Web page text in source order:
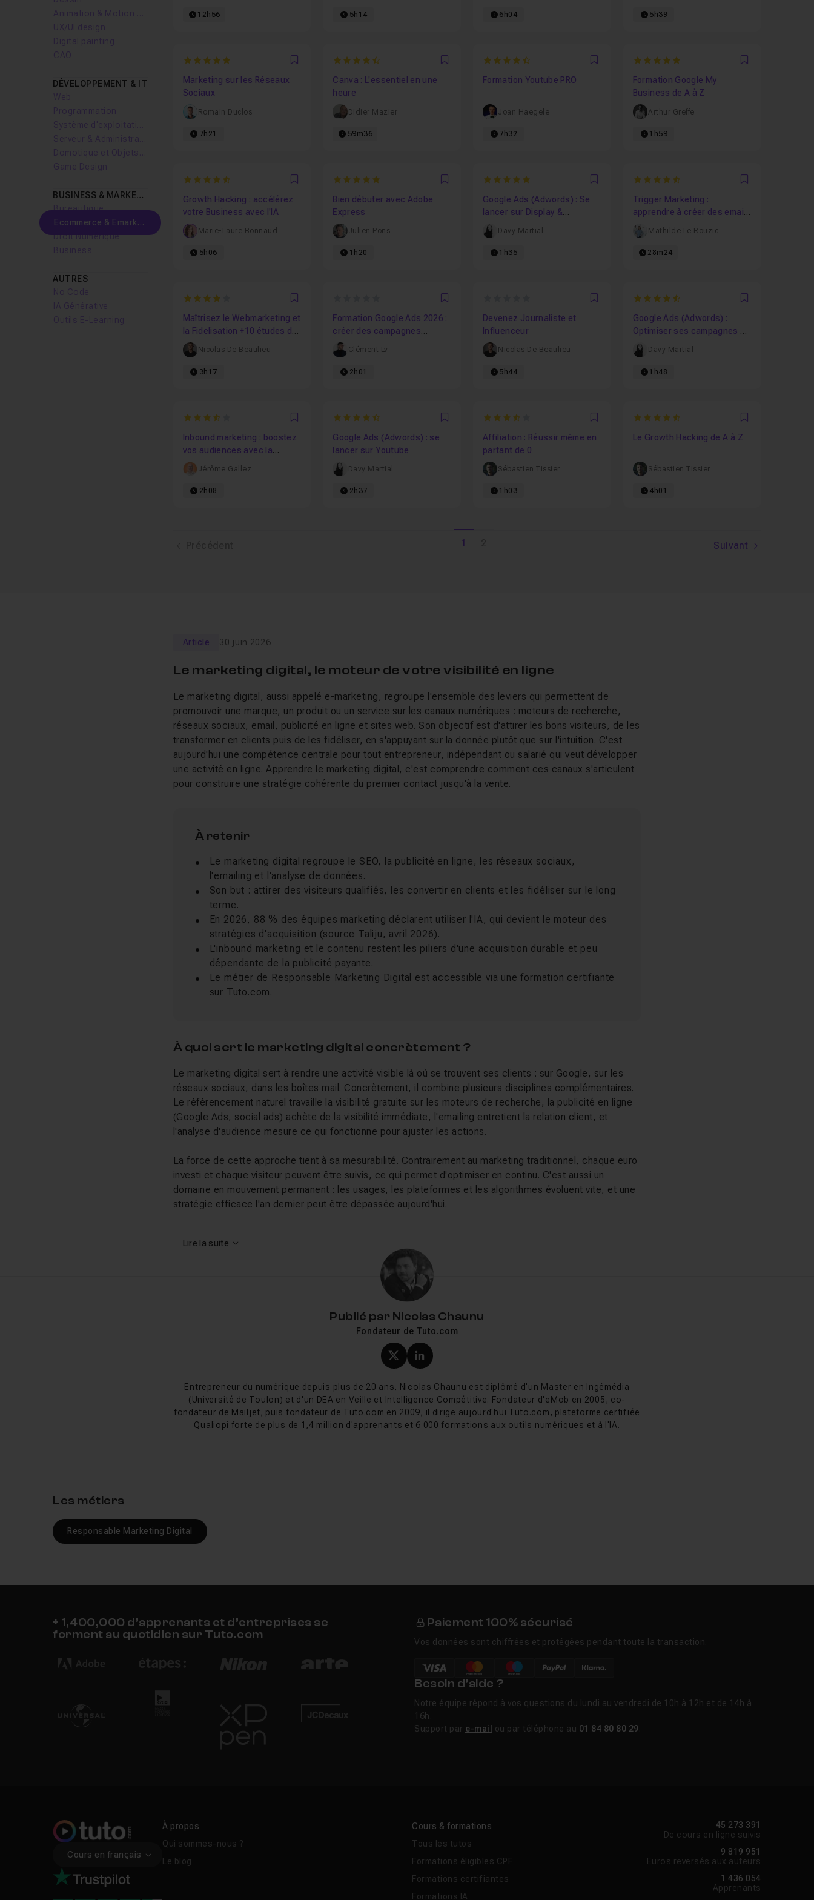
UX/UI design
Digital painting
CAO
DÉVELOPPEMENT & IT
Web
Programmation
Game Design
BUSINESS & MARKETING
Bureautique
Ecommerce & Emarketing
Droit Numérique
Business
AUTRES
No Code
IA Générative
Outils E-Learning
12h56 5h14 6h04 5h39
5 Favori
Marketing sur les Réseaux
Sociaux
Romain Duclos
7h21
4.5 Favori
Canva : L'essentiel en une
heure
Didier Mazier
59m36
4.8666666666667 Favori
Formation Youtube PRO
Joan Haegele
7h32
5 Favori
Formation Google My
Business de A à Z
Arthur Greffe
1h59
4.5 Favori
Growth Hacking : accélérez
votre Business avec l'IA
Marie-Laure Bonnaud
5h06
5 Favori
Bien débuter avec Adobe
Express
Julien Pons
1h20
5 Favori
Google Ads (Adwords) : Se
lancer sur Display &
Remarketing
Davy Martial
1h35
4.7142857142857 Favori
Trigger Marketing :
apprendre à créer des emails
automatisés
Mathilde Le Rouzic
28m24
4 Favori
Maîtrisez le Webmarketing et
la Fidelisation +10 études de
cas
Nicolas De Beaulieu
3h17
Favori
Formation Google Ads 2026 :
créer des campagnes
Search, Shopping et
Performance Max rentables
Clément Lv
2h01
Favori
Devenez Journaliste et
Influenceur
Nicolas De Beaulieu
5h44
4.75 Favori
Google Ads (Adwords) :
Optimiser ses campagnes de
recherche
Davy Martial
1h48
3.8333333333333 Favori
Inbound marketing : boostez
vos audiences avec la
stratégie de contenu
Jérôme Gallez
2h08
4.75 Favori
Google Ads (Adwords) : se
lancer sur Youtube
Davy Martial
2h37
3.8 Favori
Affiliation : Réussir même en
partant de 0
Sébastien Tissier
1h03
4.375 Favori
Le Growth Hacking de A à Z
Sébastien Tissier
4h01
1 Suivant
Article 30 juin 2026
Le marketing digital, le moteur de votre visibilité en ligne
Le marketing digital, aussi appelé e-marketing, regroupe l'ensemble des leviers qui permettent de
promouvoir une marque, un produit ou un service sur les canaux numériques : moteurs de recherche,
réseaux sociaux, email, publicité en ligne et sites web. Son objectif est d'attirer les bons visiteurs, de les
transformer en clients puis de les fidéliser, en s'appuyant sur la donnée plutôt que sur l'intuition. C'est
aujourd'hui une compétence centrale pour tout entrepreneur, indépendant ou salarié qui veut développer
une activité en ligne. Apprendre le marketing digital, c'est comprendre comment ces canaux s'articulent
pour construire une stratégie cohérente du premier contact jusqu'à la vente.
À retenir
Le marketing digital regroupe le SEO, la publicité en ligne, les réseaux sociaux,
l'emailing et l'analyse de données.
Son but : attirer des visiteurs qualifiés, les convertir en clients et les fidéliser sur le long
terme.
En 2026, 88 % des équipes marketing déclarent utiliser l'IA, qui devient le moteur des
stratégies d'acquisition (source Taliju, avril 2026).
L'inbound marketing et le contenu restent les piliers d'une acquisition durable et peu
dépendante de la publicité payante.
Le métier de Responsable Marketing Digital est accessible via une formation certifiante
sur Tuto.com.
À quoi sert le marketing digital concrètement ?
Le marketing digital sert à rendre une activité visible là où se trouvent ses clients : sur Google, sur les
réseaux sociaux, dans les boîtes mail. Concrètement, il combine plusieurs disciplines complémentaires.
Le référencement naturel travaille la visibilité gratuite sur les moteurs de recherche, la publicité en ligne
(Google Ads, social ads) achète de la visibilité immédiate, l'emailing entretient la relation client, et
l'analyse d'audience mesure ce qui fonctionne pour ajuster les actions.
La force de cette approche tient à sa mesurabilité. Contrairement au marketing traditionnel, chaque euro
investi et chaque visiteur peuvent être suivis, ce qui permet d'optimiser en continu. C'est aussi un
domaine en mouvement permanent : les usages, les plateformes et les algorithmes évoluent vite, et une
stratégie efficace l'an dernier peut être dépassée aujourd'hui.
Nos tutos couvrent l'ensemble des leviers du marketing digital, du débutant au profil confirmé. Vous
stratégie de contenu et de l'inbound marketing
Carmona, puis explorer les canaux d'acquisition : le référencement naturel
réseaux sociaux
Mathilde Le Rouzic. Pour aller plus loin, Marie-Laure Bonnaud montre comment accélérer son acquisition
growth hacking et intelligence artificielle. Si vous visez une montée en compétences
Responsable Marketing Digital
Le marketing digital en 2026 : l'IA au cœur des stratégies
L'année 2026 marque un basculement : l'intelligence artificielle quitte le statut de simple outil pour
comprendre son audience, produire un contenu utile et mesurer ses résultats.
plus volontiers de marketing digital, une discipline transversale qui irrigue désormais toutes les fonctions
de l'entreprise, du commerce à la relation client.
Faut-il une formation pour travailler dans le marketing digital ?
Marketing digital ou marketing traditionnel : quelle différence ?
Voir la réponse
Lire la suite
Publié par Nicolas Chaunu
Fondateur de Tuto.com
Profil X (twitter) de Nicolas Chaunu
Profil LinkedIn de Nicolas Chaunu
Entrepreneur du numérique depuis plus de 20 ans, Nicolas Chaunu est diplômé d'un Master en Ingémédia
(Université de Toulon) et d'un DEA en Veille et Intelligence Compétitive. Fondateur d'eMob en 2005, co-
fondateur de Mailjet, puis fondateur de Tuto.com en 2009, il dirige aujourd'hui Tuto.com, plateforme certifiée
Qualiopi forte de plus de 1,4 million d'apprenants et 6 000 formations aux outils numériques et à l'IA.
Les métiers
Responsable Marketing Digital
+ 1,400,000 d’apprenants et d’entreprises se
forment au quotidien sur Tuto.com
Paiement 100% sécurisé
Vos données sont chiffrées et protégées pendant toute la transaction.
Besoin d’aide ?
Notre équipe répond à vos questions du lundi au vendredi de 10h à 12h et de 14h à
16h.
Support par e-mail ou par téléphone au 01 84 80 80 29
Cours en français
À propos
Qui sommes-nous ?
Le blog
Cours & formations
Tous les tutos
Formations éligibles CPF
Formations certifiantes
Formations IA
45 273 391
De cours en ligne suivis
9 819 951
Euros reversés aux auteurs
1 436 054
Apprenants